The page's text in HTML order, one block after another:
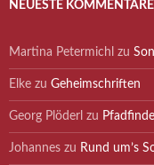
NEUESTE KOMMENTARE
Martina Petermichl zu
Elke zu Geheimschriften
Georg Plöderl zu
Johannes zu Rund um’s